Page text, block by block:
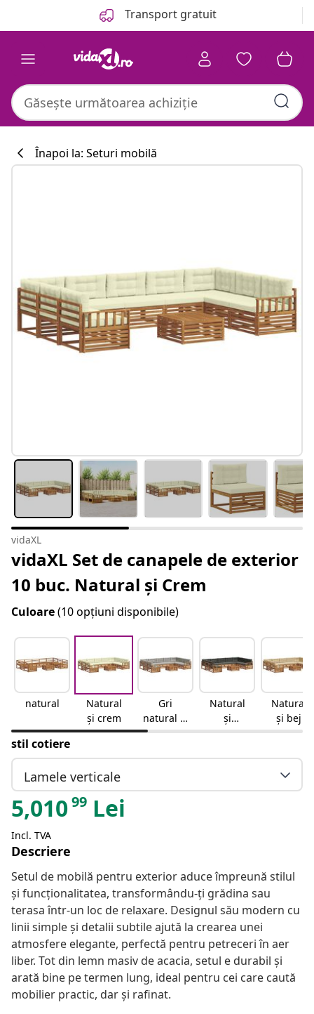
Transport gratuit
Înapoi la: Seturi mobilă
vidaXL
vidaXL Set de canapele de exterior
10 buc. Natural și Crem
Culoare(10 opțiuni disponibile)
natural
Natural
și crem
Gri
natural și
deschis
Natural
și
antracit
Natural
și bej
stil cotiere
Lamele verticale
5,01099 Lei
Incl. TVA
Descriere
Setul de mobilă pentru exterior aduce împreună stilul
și funcționalitatea, transformându-ți grădina sau
terasa într-un loc de relaxare. Designul său modern cu
linii simple și detalii subtile ajută la crearea unei
atmosfere elegante, perfectă pentru petreceri în aer
liber. Tot din lemn masiv de acacia, setul e durabil și
arată bine pe termen lung, ideal pentru cei care caută
mobilier practic, dar și rafinat.